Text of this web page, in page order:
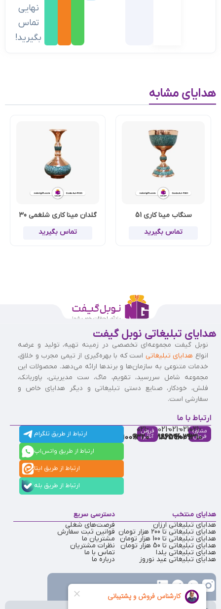
نهایی
تماس
بگیرید!
هدایای مشابه
سنگاب مینا کاری 51
تماس بگیرید
گلدان مینا کاری شلغمی 30
تماس بگیرید
هدایای تبلیغاتی نوبل گیفت
نوبل گیفت مجموعه‌ای تخصصی در زمینه تهیه، تولید و عرضه
انواع هدایای تبلیغاتی است که با بهره‌گیری از تیمی مجرب و خلاق،
خدمات متنوعی به سازمان‌ها و برندها ارائه می‌دهد. محصولات این
مجموعه شامل سررسید، تقویم، ماگ، ست مدیریتی، پاوربانک،
فلش، خودکار، صنایع دستی تبلیغاتی و دیگر هدایای خاص و
سفارشی است.
ارتباط با ما
مشاوره
فروش
021-
91009310
021-
86126036
021-
86126506
021-
88537803
فروش
آنلاین
021-
91009320
ارتباط از طریق تلگرام
ارتباط از طریق واتس‌اپ
ارتباط از طریق ایتا
ارتباط از طریق بله
هدایای منتخب
هدایای تبلیغاتی ارزان
هدایای تبلیغاتی تا 200 هزار تومان
هدایای تبلیغاتی تا 100 هزار تومان
هدایای تبلیغاتی تا 50 هزار تومان
هدایای تبلیغاتی یلدا
هدایای تبلیغاتی عید نوروز
دسترسی سریع
فرصت‌های شغلی
قوانین ثبت سفارش
مشتریان ما
نظرات مشتریان
تماس با ما
درباره ما